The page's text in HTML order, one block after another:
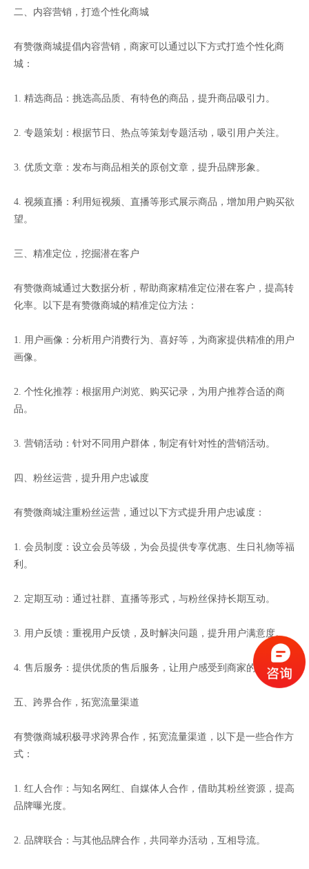
二、内容营销，打造个性化商城
有赞微商城提倡内容营销，商家可以通过以下方式打造个性化商
城：
1. 精选商品：挑选高品质、有特色的商品，提升商品吸引力。
2. 专题策划：根据节日、热点等策划专题活动，吸引用户关注。
3. 优质文章：发布与商品相关的原创文章，提升品牌形象。
4. 视频直播：利用短视频、直播等形式展示商品，增加用户购买欲
望。
三、精准定位，挖掘潜在客户
有赞微商城通过大数据分析，帮助商家精准定位潜在客户，提高转
化率。以下是有赞微商城的精准定位方法：
1. 用户画像：分析用户消费行为、喜好等，为商家提供精准的用户
画像。
2. 个性化推荐：根据用户浏览、购买记录，为用户推荐合适的商
品。
3. 营销活动：针对不同用户群体，制定有针对性的营销活动。
四、粉丝运营，提升用户忠诚度
有赞微商城注重粉丝运营，通过以下方式提升用户忠诚度：
1. 会员制度：设立会员等级，为会员提供专享优惠、生日礼物等福
利。
2. 定期互动：通过社群、直播等形式，与粉丝保持长期互动。
3. 用户反馈：重视用户反馈，及时解决问题，提升用户满意度。
4. 售后服务：提供优质的售后服务，让用户感受到商家的诚意。
五、跨界合作，拓宽流量渠道
有赞微商城积极寻求跨界合作，拓宽流量渠道，以下是一些合作方
式：
1. 红人合作：与知名网红、自媒体人合作，借助其粉丝资源，提高
品牌曝光度。
2. 品牌联合：与其他品牌合作，共同举办活动，互相导流。